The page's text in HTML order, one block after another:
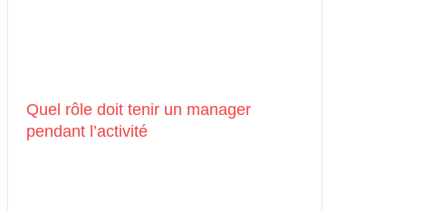
Quel rôle doit tenir un manager
pendant l’activité